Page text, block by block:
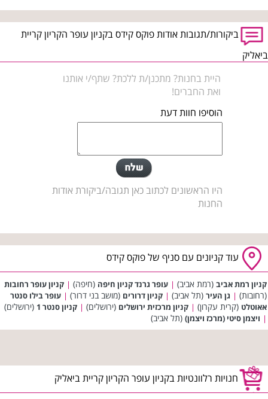
ביקורות/תגובות אודות פוקס קידס בקניון עופר הקריון קריית
ביאליק
היית בחנות? מתכנן/ת ללכת? שתף/י אותנו
ואת החברים!
הוסיפו חוות דעת
היו הראשונים לכתוב כאן תגובה/ביקורת אודות
החנות
עוד קניונים עם סניף של פוקס קידס
קניון רמת אביב (רמת אביב) | עופר גרנד קניון חיפה (חיפה) | קניון עופר רחובות
(רחובות) | גן העיר (תל אביב) | קניון דרורים (מושב בני דרור) | עופר בילו סנטר
אאוטלט (קרית עקרון) | קניון מרכזית ירושלים (ירושלים) | קניון סנטר 1 (ירושלים)
| ויצמן סיטי (מרכז ויצמן) (תל אביב)
חנויות רלוונטיות בקניון עופר הקריון קריית ביאליק